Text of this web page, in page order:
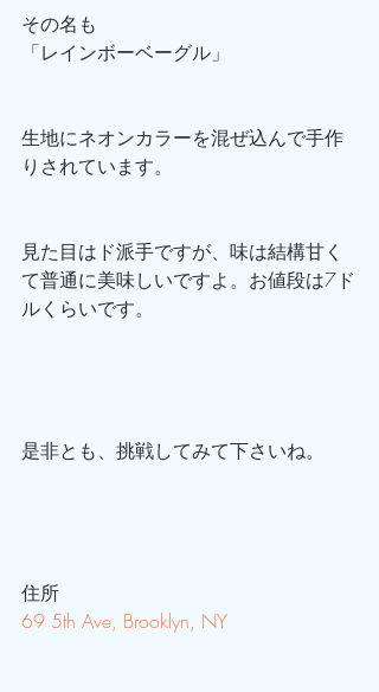
その名も
「レインボーベーグル」
生地にネオンカラーを混ぜ込んで手作
りされています。
見た目はド派手ですが、味は結構甘く
て普通に美味しいですよ。お値段は7ド
ルくらいです。
是非とも、挑戦してみて下さいね。
住所
69 5th Ave, Brooklyn, NY